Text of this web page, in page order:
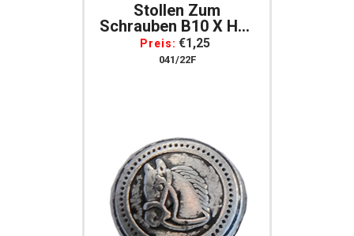
Stollen Zum
Schrauben B10 X H12
Mm, Gewinde 9 Mm,
Per Stück
Preis: €1,25
041/22F